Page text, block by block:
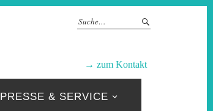
→ zum Kontakt
PRESSE & SERVICE